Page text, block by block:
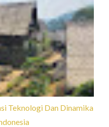
Teknologi Dan Dinamika